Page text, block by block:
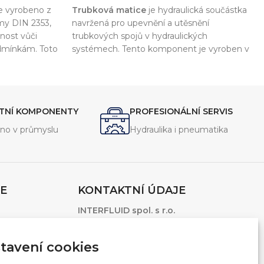
cookies
vyrobeno z
DIN 2353,
vůči
Toto
Trubková matice je hydraulická součástka
navržená pro upevnění a utěsnění
trubkových spojů v hydraulických
systémech. Tento komponent je vyroben v
KOMPONENTY
v průmyslu
PROFESIONÁLNÍ SERVIS
Hydraulika i pneumatika
KONTAKTNÍ ÚDAJE
INTERFLUID spol. s r.o.
Česká Republika